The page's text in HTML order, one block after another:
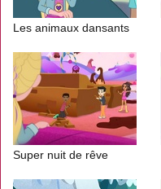
Les animaux dansants
Super nuit de rêve